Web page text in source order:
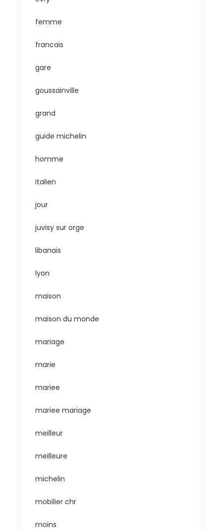
femme
francais
gare
goussainville
grand
guide michelin
homme
italien
jour
juvisy sur orge
libanais
lyon
maison
maison du monde
mariage
marie
mariee
mariee mariage
meilleur
meilleure
michelin
mobilier chr
moins